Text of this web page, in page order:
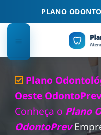
PLANO
Plano
Oeste
Conheça o Plano
OdontoPrev